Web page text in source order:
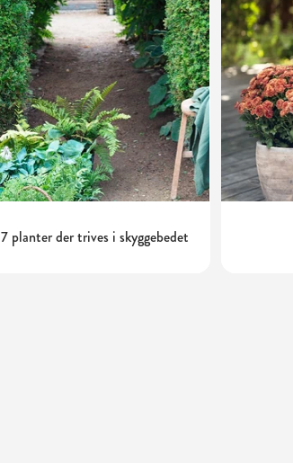
7 planter der trives i skyggebedet